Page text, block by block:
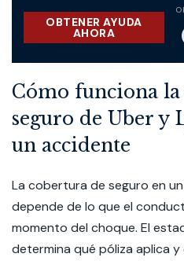
OBTENER AYUDA
AHORA
Cómo funciona
seguro de Uber y
un accidente
La cobertura de seguro en
depende de lo que el
momento del choque. El
determina qué póliza aplica